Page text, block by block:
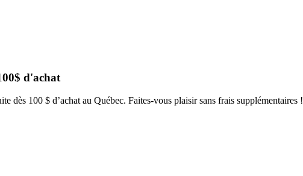
d'achat
dès 100 $ d’achat au Québec. Faites-vous plaisir sans frais supplémentaires !